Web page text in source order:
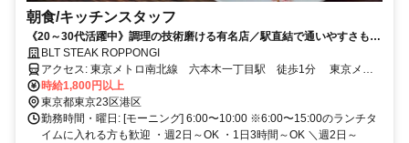
朝食/キッチンスタッフ
《20～30代活躍中》調理の技術磨ける有名店／駅直結で通いやすさも抜
群 BLT STEAK ROPPONGI
アクセス: 東京メトロ南北線 六本木一丁目駅 徒歩1分 東京メト
ロ銀座線 溜池山王駅 徒歩8分
時給1,800円以上
東京都東京23区港区
勤務時間・曜日: [モーニング] 6:00〜10:00 ※6:00〜15:00のランチタ
イムに入れる方も歓迎 ・週2日～OK ・1日3時間～OK ＼週2日～